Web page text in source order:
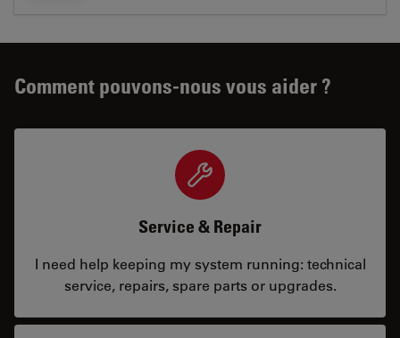
Comment pouvons-nous vous aider ?
Service & Repair
I need help keeping my system running: technical
service, repairs, spare parts or upgrades.